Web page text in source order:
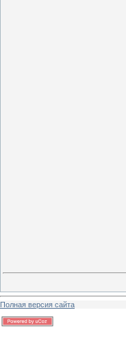
Полная версия сайта